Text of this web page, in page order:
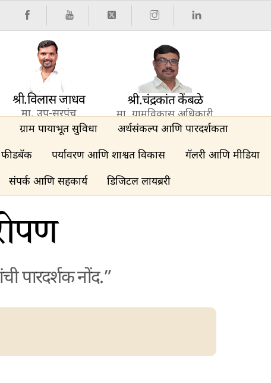
श्री.विलास जाधव
मा. उप-सरपंच
श्री.चंद्रकांत केंबळे
मा. ग्रामविकास अधिकारी
ग्राम पायाभूत सुविधा
अर्थसंकल्प आणि पारदर्शकता
फीडबॅक पर्यावरण आणि शाश्वत विकास
गॅलरी आणि मीडिया
संपर्क आणि सहकार्य डिजिटल लायब्ररी
पारदर्शक नोंद.”